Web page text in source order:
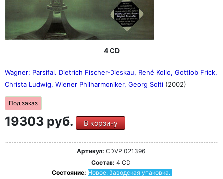
4 CD
Wagner: Parsifal. Dietrich Fischer-Dieskau, René Kollo, Gottlob Frick,
Christa Ludwig, Wiener Philharmoniker, Georg Solti (2002)
Под заказ
19303 руб. В корзину
Артикул: CDVP 021396
Состав: 4 CD
Состояние: Новое. Заводская упаковка.